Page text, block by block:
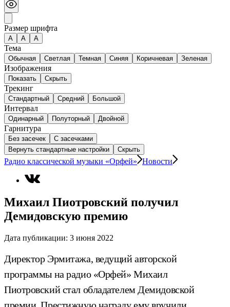
Размер шрифта
А A A
Тема
Обычная Светлая Темная Синяя Коричневая Зеленая
Изображения
Показать Скрыть
Трекинг
Стандартный Средний Большой
Интервал
Одинарный Полуторный Двойной
Гарнитура
Без засечек
С засечками
Вернуть стандартные настройки
Скрыть
Радио классической музыки «Орфей» Новости
Михаил Пиотровский получил
Демидовскую премию
Дата публикации: 3 июня 2022
Директор Эрмитажа, ведущий авторской
программы на радио «Орфей» Михаил
Пиотровский стал обладателем Демидовской